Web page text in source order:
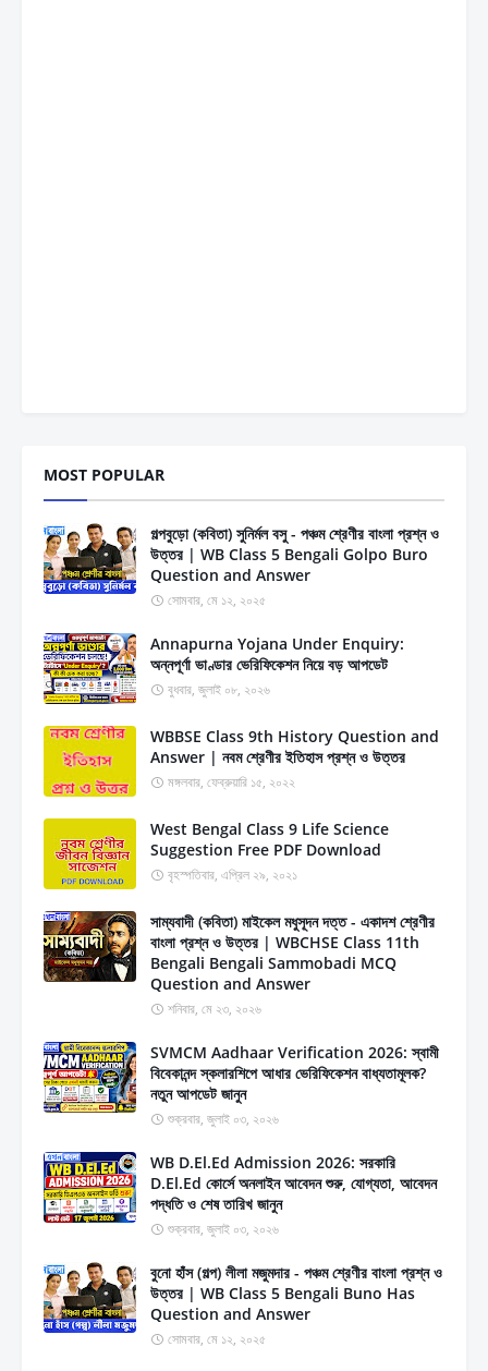
MOST POPULAR
গল্পবুড়ো (কবিতা) সুনির্মল বসু - পঞ্চম শ্রেণীর বাংলা প্রশ্ন ও
উত্তর | WB Class 5 Bengali Golpo Buro
Question and Answer
সোমবার, মে ১২, ২০২৫
Annapurna Yojana Under Enquiry:
অন্নপূর্ণা ভাণ্ডার ভেরিফিকেশন নিয়ে বড় আপডেট
বুধবার, জুলাই ০৮, ২০২৬
WBBSE Class 9th History Question and
Answer | নবম শ্রেণীর ইতিহাস প্রশ্ন ও উত্তর
মঙ্গলবার, ফেব্রুয়ারি ১৫, ২০২২
West Bengal Class 9 Life Science
Suggestion Free PDF Download
বৃহস্পতিবার, এপ্রিল ২৯, ২০২১
সাম্যবাদী (কবিতা) মাইকেল মধুসূদন দত্ত - একাদশ শ্রেণীর
বাংলা প্রশ্ন ও উত্তর | WBCHSE Class 11th
Bengali Bengali Sammobadi MCQ
Question and Answer
শনিবার, মে ২৩, ২০২৬
SVMCM Aadhaar Verification 2026: স্বামী
বিবেকানন্দ স্কলারশিপে আধার ভেরিফিকেশন বাধ্যতামূলক?
নতুন আপডেট জানুন
শুক্রবার, জুলাই ০৩, ২০২৬
WB D.El.Ed Admission 2026: সরকারি
D.El.Ed কোর্সে অনলাইন আবেদন শুরু, যোগ্যতা, আবেদন
পদ্ধতি ও শেষ তারিখ জানুন
শুক্রবার, জুলাই ০৩, ২০২৬
বুনো হাঁস (গল্প) লীলা মজুমদার - পঞ্চম শ্রেণীর বাংলা প্রশ্ন ও
উত্তর | WB Class 5 Bengali Buno Has
Question and Answer
সোমবার, মে ১২, ২০২৫